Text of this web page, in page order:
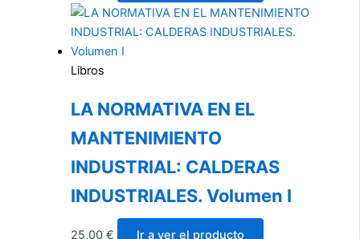
Libros
LA NORMATIVA EN EL
MANTENIMIENTO
INDUSTRIAL: CALDERAS
INDUSTRIALES. Volumen I
25,00 € Ir a ver el producto